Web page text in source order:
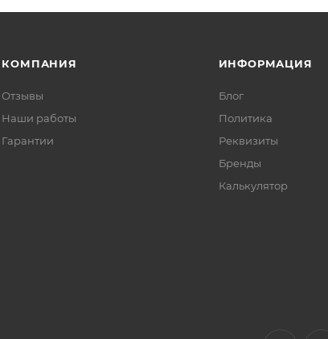
КОМПАНИЯ
Отзывы
Наши работы
Гарантии
ИНФОРМАЦИЯ
Блог
Политика
Реквизиты
Бренды
Калькулятор